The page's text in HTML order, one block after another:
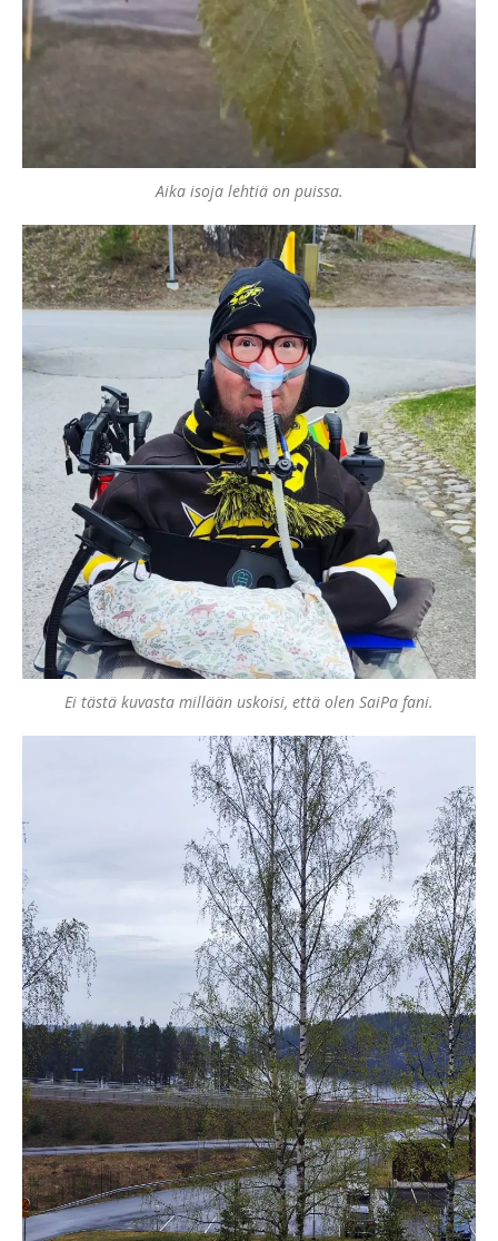
Aika isoja lehtiä on puissa.
Ei tästä kuvasta millään uskoisi, että olen SaiPa fani.